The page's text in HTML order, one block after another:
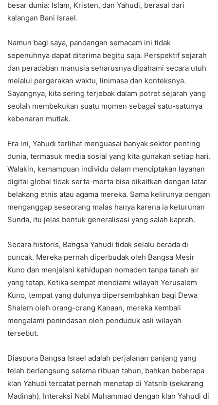
besar dunia: Islam, Kristen, dan Yahudi, berasal dari
kalangan Bani Israel.
Namun bagi saya, pandangan semacam ini tidak
sepenuhnya dapat diterima begitu saja. Perspektif sejarah
dan peradaban manusia seharusnya dipahami secara utuh
melalui pergerakan waktu, linimasa dan konteksnya.
Sayangnya, kita sering terjebak dalam potret sejarah yang
seolah membekukan suatu momen sebagai satu-satunya
kebenaran mutlak.
Era ini, Yahudi terlihat menguasai banyak sektor penting
dunia, termasuk media sosial yang kita gunakan setiap hari.
Walakin, kemampuan individu dalam menciptakan layanan
digital global tidak serta-merta bisa dikaitkan dengan latar
belakang etnis atau agama mereka. Sama kelirunya dengan
menganggap seseorang malas hanya karena ia keturunan
Sunda, itu jelas bentuk generalisasi yang salah kaprah.
Secara historis, Bangsa Yahudi tidak selalu berada di
puncak. Mereka pernah diperbudak oleh Bangsa Mesir
Kuno dan menjalani kehidupan nomaden tanpa tanah air
yang tetap. Ketika sempat mendiami wilayah Yerusalem
Kuno, tempat yang dulunya dipersembahkan bagi Dewa
Shalem oleh orang-orang Kanaan, mereka kembali
mengalami penindasan oleh penduduk asli wilayah
tersebut.
Diaspora Bangsa Israel adalah perjalanan panjang yang
telah berlangsung selama ribuan tahun, bahkan beberapa
klan Yahudi tercatat pernah menetap di Yatsrib (sekarang
Madinah). Interaksi Nabi Muhammad dengan klan Yahudi di